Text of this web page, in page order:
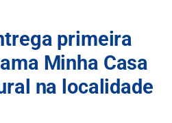
primeira
Minha Casa
na localidade